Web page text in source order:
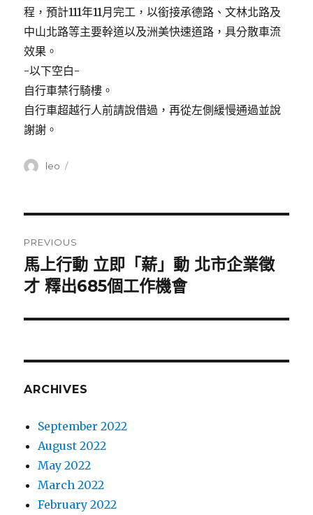
程，預計111年11月完工，以銜接承德路、文林北路及
中山北路等主要幹道以及洲美快速道路，具分散車流
效果。
-以下空白-
自行車禁行騎樓。
自行車超越行人前請說借過，再從左側緩慢通過並說
謝謝。
Author
leo
navigation
PREVIOUS
Previous
post:
馬上行動 立即「薪」動 北市企業徵
才 釋出685個工作機會
ARCHIVES
September 2022
August 2022
May 2022
March 2022
February 2022